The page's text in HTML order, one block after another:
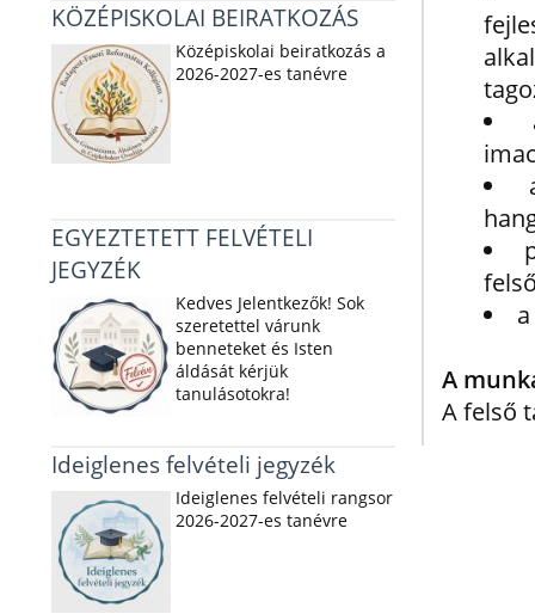
KÖZÉPISKOLAI BEIRATKOZÁS
Középiskolai beiratkozás a
2026-2027-es tanévre
EGYEZTETETT FELVÉTELI
JEGYZÉK
Kedves Jelentkezők! Sok
szeretettel várunk
benneteket és Isten
áldását kérjük
tanulásotokra!
Ideiglenes felvételi jegyzék
Ideiglenes felvételi rangsor
2026-2027-es tanévre
A
A felső